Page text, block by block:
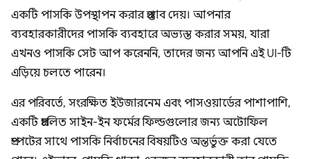
একটি পাসকি উপস্থাপন করার প্রস্তাব দেয়। আপনার
ব্যবহারকারীদের পাসকি ব্যবহারে অভ্যস্ত করার সময়, যারা
এখনও পাসকি সেট আপ করেননি, তাদের জন্য আপনি এই UI-টি
এড়িয়ে চলতে পারেন।
এর পরিবর্তে, সংরক্ষিত ইউজারনেম এবং পাসওয়ার্ডের পাশাপাশি,
একটি প্রচলিত সাইন-ইন ফর্মের ফিল্ডগুলোর জন্য অটোফিল
প্রম্পটের সাথে পাসকি নির্বাচনের বিষয়টিও অন্তর্ভুক্ত করা যেতে